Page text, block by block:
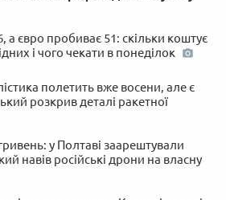
а євро пробиває 51: скільки коштує
і чого чекати в понеділок
полетить вже восени, але є
розкрив деталі ракетної
у Полтаві заарештували
навів російські дрони на власну